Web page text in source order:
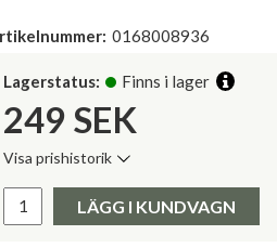
0168008936
Lagerstatus: Finns i lager
249 SEK
Visa prishistorik
Pris:
LÄGG I KUNDVAGN